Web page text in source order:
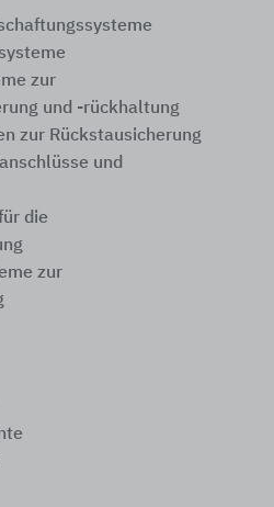
zur
und -rückhaltung
zur Rückstausicherung
und
die
zur